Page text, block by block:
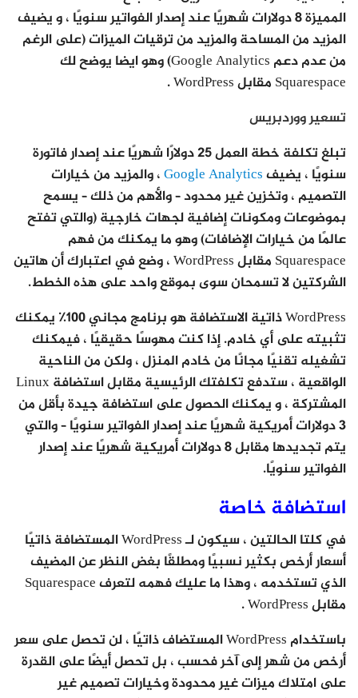
المميزة 8 دولارات شهريًا عند إصدار الفواتير سنويًا ، و يضيف
المزيد من المساحة والمزيد من ترقيات الميزات (على الرغم
من عدم دعم Google Analytics) وهو ايضا يوضح لك
Squarespace مقابل WordPress .
تسعير ووردبريس
تبلغ تكلفة خطة العمل 25 دولارًا شهريًا عند إصدار فاتورة
سنويًا ، يضيفGoogle Analytics، والمزيد من خيارات
التصميم ، وتخزين غير محدود – والأهم من ذلك – يسمح
بموضوعات ومكونات إضافية لجهات خارجية (والتي تفتح
عالمًا من خيارات الإضافات) وهو ما يمكنك من فهم
Squarespace مقابل WordPress ، وضع في اعتبارك أن هاتين
الشركتين لا تسمحان سوى بموقع واحد على هذه الخطط.
WordPress ذاتية الاستضافة هو برنامج مجاني 100٪ يمكنك
تثبيته على أي خادم. إذا كنت مهوسًا حقيقيًا ، فيمكنك
تشغيله تقنيًا مجانًا من خادم المنزل ، ولكن من الناحية
الواقعية ، ستدفع تكلفتك الرئيسية مقابل استضافة Linux
المشتركة ، و يمكنك الحصول على استضافة جيدة بأقل من
3 دولارات أمريكية شهريًا عند إصدار الفواتير سنويًا – والتي
يتم تجديدها مقابل 8 دولارات أمريكية شهريًا عند إصدار
الفواتير سنويًا.
استضافة خاصة
في كلتا الحالتين ، سيكون لـ WordPress المستضافة ذاتيًا
أسعار أرخص بكثير نسبيًا ومطلقًا بغض النظر عن المضيف
الذي تستخدمه ، وهذا ما عليك فهمه لتعرف Squarespace
مقابل WordPress .
باستخدام WordPress المستضاف ذاتيًا ، لن تحصل على سعر
أرخص من شهر إلى آخر فحسب ، بل تحصل أيضًا على القدرة
على امتلاك ميزات غير محدودة وخيارات تصميم غير